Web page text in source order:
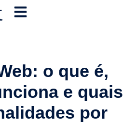
o que é,
e quais
por